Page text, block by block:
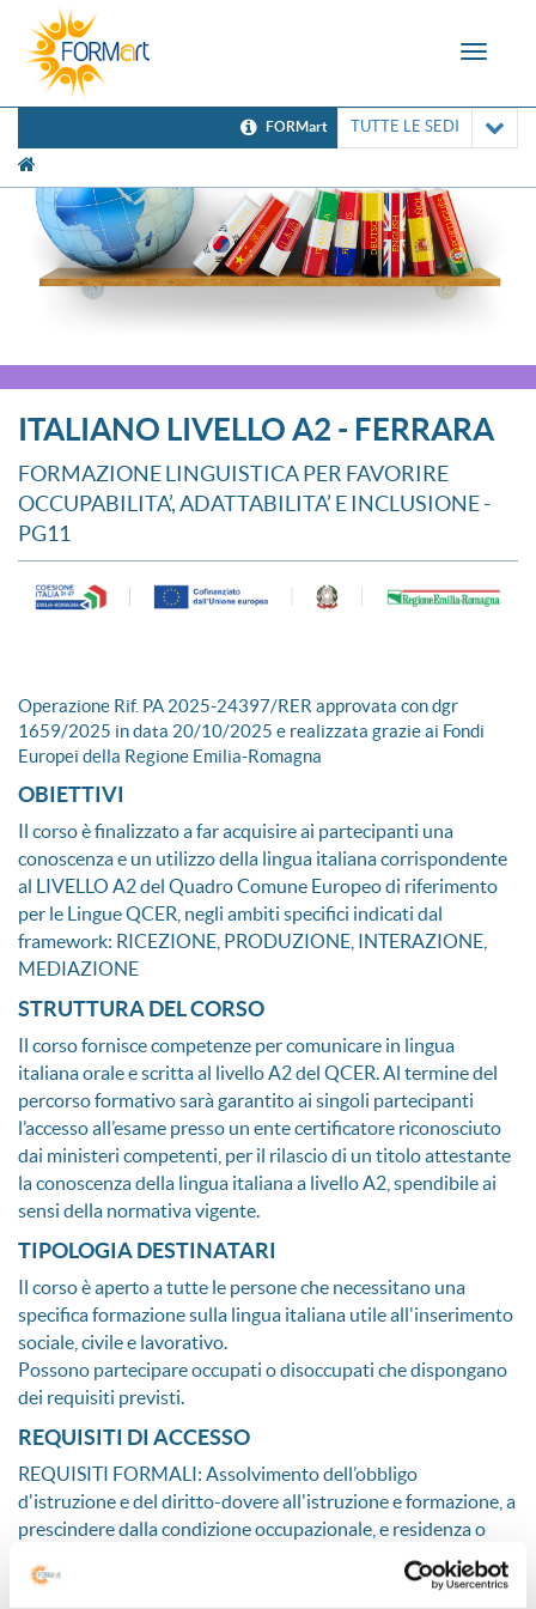
Toggle
FORMart TUTTE LE SEDI
ITALIANO LIVELLO A2 - FERRARA
FORMAZIONE LINGUISTICA PER FAVORIRE
OCCUPABILITA’, ADATTABILITA’ E INCLUSIONE -
PG11
Operazione Rif. PA 2025-24397/RER approvata con dgr
1659/2025 in data 20/10/2025 e realizzata grazie ai Fondi
Europei della Regione Emilia-Romagna
OBIETTIVI
Il corso è finalizzato a far acquisire ai partecipanti una
conoscenza e un utilizzo della lingua italiana corrispondente
al LIVELLO A2 del Quadro Comune Europeo di riferimento
per le Lingue QCER, negli ambiti specifici indicati dal
framework: RICEZIONE, PRODUZIONE, INTERAZIONE,
MEDIAZIONE
STRUTTURA DEL CORSO
Il corso fornisce competenze per comunicare in lingua
italiana orale e scritta al livello A2 del QCER. Al termine del
percorso formativo sarà garantito ai singoli partecipanti
l’accesso all’esame presso un ente certificatore riconosciuto
dai ministeri competenti, per il rilascio di un titolo attestante
la conoscenza della lingua italiana a livello A2, spendibile ai
sensi della normativa vigente.
TIPOLOGIA DESTINATARI
Il corso è aperto a tutte le persone che necessitano una
specifica formazione sulla lingua italiana utile all'inserimento
sociale, civile e lavorativo.
Possono partecipare occupati o disoccupati che dispongano
dei requisiti previsti.
REQUISITI DI ACCESSO
REQUISITI FORMALI: Assolvimento dell’obbligo
d'istruzione e del diritto-dovere all'istruzione e formazione, a
prescindere dalla condizione occupazionale, e residenza o
domicilio in regione Emilia-Romagna in data antecedente
l’iscrizione alle attività.